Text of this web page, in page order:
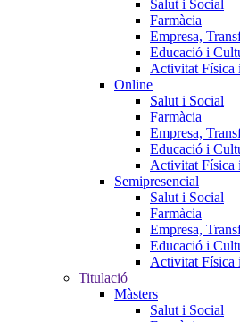
Salut i Social
Farmàcia
Empresa,
Educació i
Activitat Física
Online
Salut i Social
Farmàcia
Empresa,
Educació i
Activitat Física
Semipresencial
Salut i Social
Farmàcia
Empresa,
Educació i
Activitat Física
Titulació
Màsters
Salut i Social